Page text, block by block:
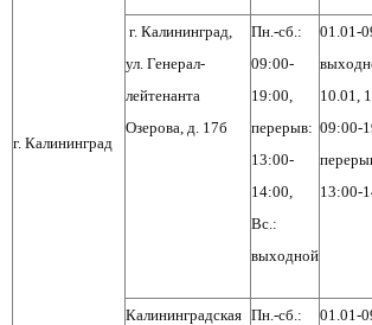
г. Калининград
г. Калининград,
ул. Генерал-
лейтенанта
Озерова, д. 17б
Пн.-сб.:
09:00-
19:00,
перерыв:
13:00-
14:00,
Вс.:
выходной
01.01-
10.01,
09:00-
перерыв:
13:00-
Калининградская Пн.-сб.:
01.01-